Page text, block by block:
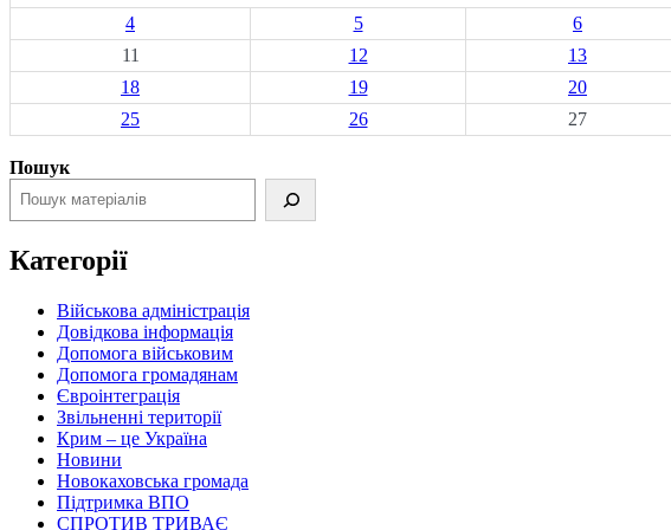
4
5 6
11
12 13
18
19 20
25
26 27
Пошук
Категорії
Військова адміністрація
Довідкова інформація
Допомога військовим
Допомога громадянам
Євроінтеграція
Звільненні території
Крим – це Україна
Новини
Новокаховська громада
Підтримка ВПО
СПРОТИВ ТРИВАЄ